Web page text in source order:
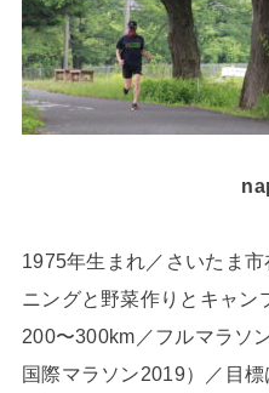
1975年生まれ／さいたま
ニングと野菜作りとキャ
200〜300km／フルマラソ
国際マラソン2019）／目